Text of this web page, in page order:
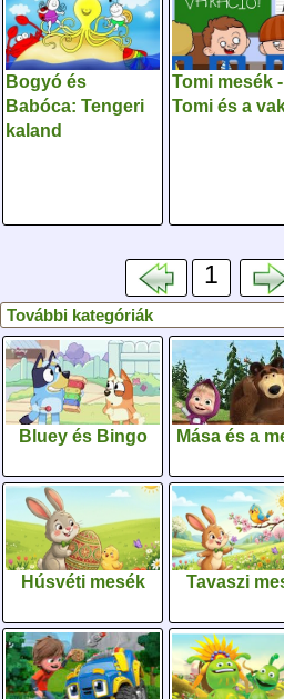
Bogyó és
Babóca: Tengeri
kaland
Tomi mesék -
Tomi és a
1
További kategóriák
Bluey és Bingo Mása és a
Húsvéti mesék Tavaszi